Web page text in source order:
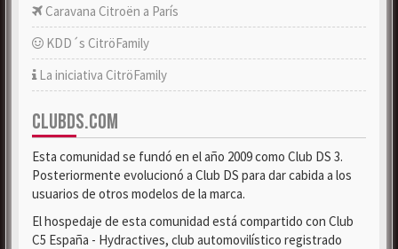
Caravana Citroën a París
KDD´s CitröFamily
La iniciativa CitröFamily
CLUBDS.COM
Esta comunidad se fundó en el año 2009 como Club DS 3.
Posteriormente evolucionó a Club DS para dar cabida a los
usuarios de otros modelos de la marca.
El hospedaje de esta comunidad está compartido con Club
C5 España - Hydractives, club automovilístico registrado